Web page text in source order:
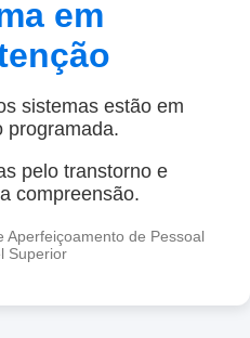
em
sistemas estão em
programada.
pelo transtorno e
compreensão.
Aperfeiçoamento de Pessoal
Superior